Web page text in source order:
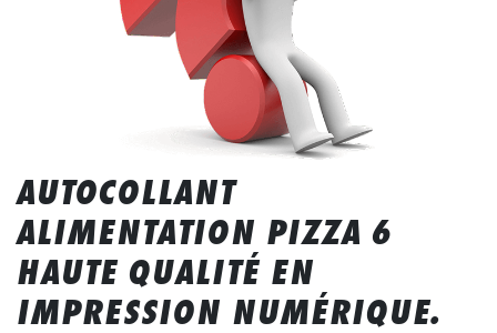
AUTOCOLLANT
ALIMENTATION PIZZA 6
HAUTE QUALITÉ EN
IMPRESSION NUMÉRIQUE.